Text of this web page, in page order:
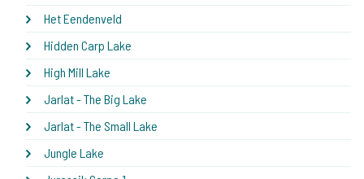
Het Eendenveld
Hidden Carp Lake
High Mill Lake
Jarlat - The Big Lake
Jarlat - The Small Lake
Jungle Lake